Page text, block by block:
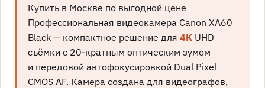
Купить в Москве по выгодной цене
Профессиональная видеокамера Canon XA60
Black — компактное решение для4K UHD
съёмки с 20-кратным оптическим зумом
и передовой автофокусировкой Dual Pixel
CMOS AF. Камера создана для видеографов,